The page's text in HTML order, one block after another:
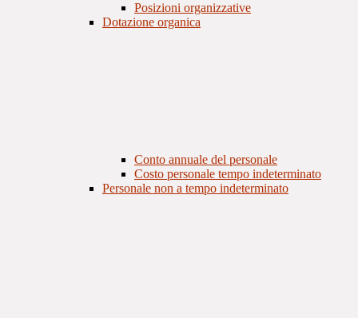
Posizioni organizzative
Dotazione organica
Conto annuale del personale
Costo personale tempo indeterminato
Personale non a tempo indeterminato